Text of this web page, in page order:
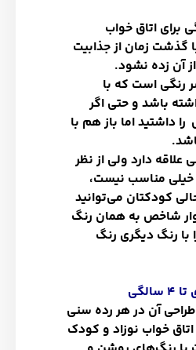
برای اتاق خواب
گذشت زمان از جذابیت
آن زده نشود.
رنگی است که با
باشد و حتی اگر
داشتید اما باز هم با
علاقه دارد ولی از نظر
خیلی مناسب نیست،
کودکتان می‌توانید
شاخص به همان رنگ
با رنگ دیگری رنگ
آن در هر رده سنی
خواب نوزاد و کودک